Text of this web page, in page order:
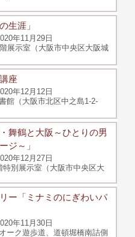
生涯」
年11月29日
展示室（大阪市中央区大阪城
座
年12月12日
館（大阪市北区中之島1-2-
舞鶴と大阪～ひとりの男
ジ～」
年12月27日
特別展示室（大阪市中央区大
ー「ミナミのにぎわいパ
年11月30日
ーク遊歩道、道頓堀橋南詰側